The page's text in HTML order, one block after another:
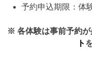
予約申込期限：体
※ 各体験は事前予約
ト